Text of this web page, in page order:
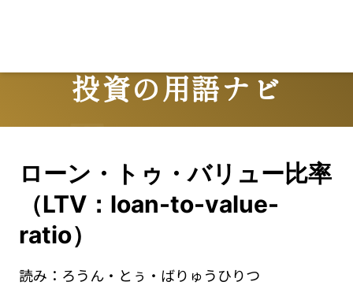
投資の用語ナビ
Terms
ローン・トゥ・バリュー比率
（LTV：loan-to-value-
ratio）
読み： ろうん・とぅ・ばりゅうひりつ